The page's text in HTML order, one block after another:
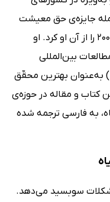
جایزه‌ی حق معیشت
(Right Livelihood Award) در سال 2003 را از آن او کرد. او
انجمن مطالعات بین‌المللی
(International Studies Association) به‌عنوان بهترین محقّق
کتاب و مقاله در حوزه‌ی
به فارسی ترجمه شده
سوبسید می‌دهد.